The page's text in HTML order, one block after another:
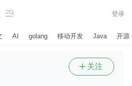
 登录
AI golang 移动开发 Java 开源
 关注